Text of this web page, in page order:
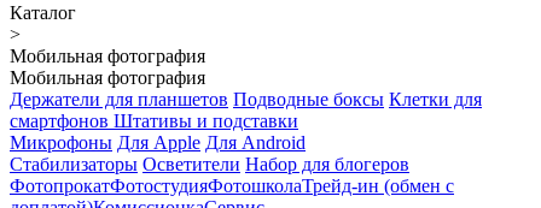
Каталог
>
Мобильная фотография
Мобильная фотография
Держатели для планшетов Подводные боксы Клетки для
смартфонов Штативы и подставки
Микрофоны Для Apple Для Android
Стабилизаторы Осветители Набор для блогеров
ФотопрокатФотостудияФотошколаТрейд-ин (обмен с